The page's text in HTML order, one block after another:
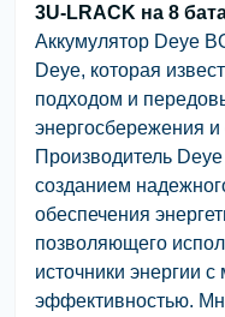
3U-LRACK на 8
Аккумулятор Deye
Deye, которая
подходом и
энергосбережения и
Производитель
созданием
обеспечения
позволяющего
источники энергии
эффективностью.